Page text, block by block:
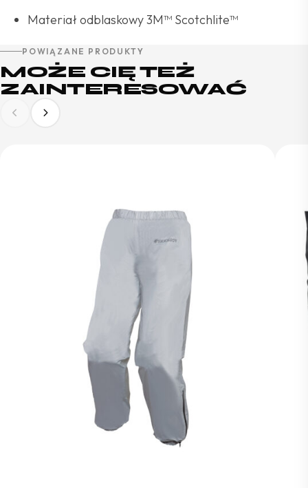
Materiał odblaskowy 3M™ Scotchlite™
POWIĄZANE PRODUKTY
MOŻE CIĘ TEŻ
ZAINTERESOWAĆ